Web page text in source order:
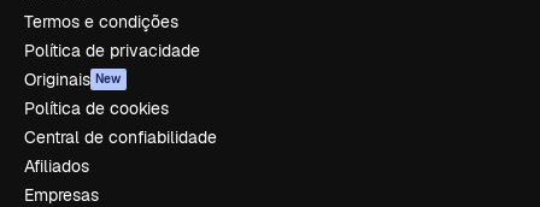
Termos e condições
Política de privacidade
Originais New
Política de cookies
Central de confiabilidade
Afiliados
Empresas